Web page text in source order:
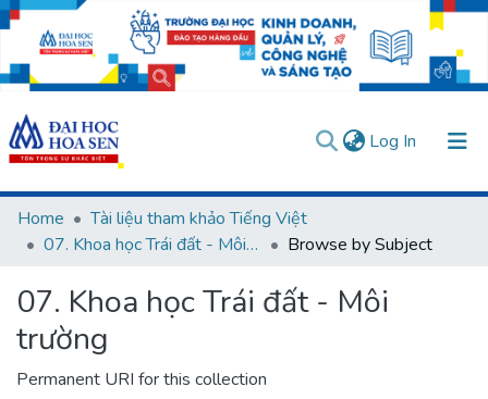
Log In (current)
Communities & Collections
All of DSpace
User guides
Usage rules
Verify account
Home
Tài liệu tham khảo Tiếng Việt
07. Khoa học Trái đất - Môi trường
Browse by Subject
07. Khoa học Trái đất - Môi
trường
Permanent URI for this collection